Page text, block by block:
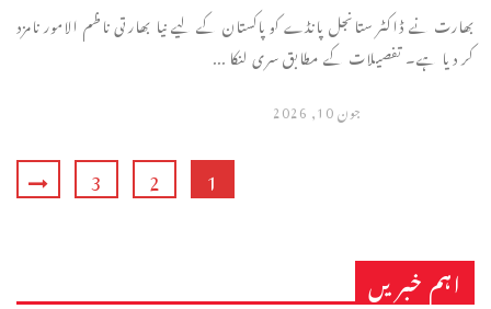
بھارت نے ڈاکٹر ستانجل پانڈے کو پاکستان کے لیے نیا بھارتی ناظم الامور نامزد
کر دیا ہے۔ تفصیلات کے مطابق سری لنکا ...
جون 10, 2026
1
2
3
اہم خبریں